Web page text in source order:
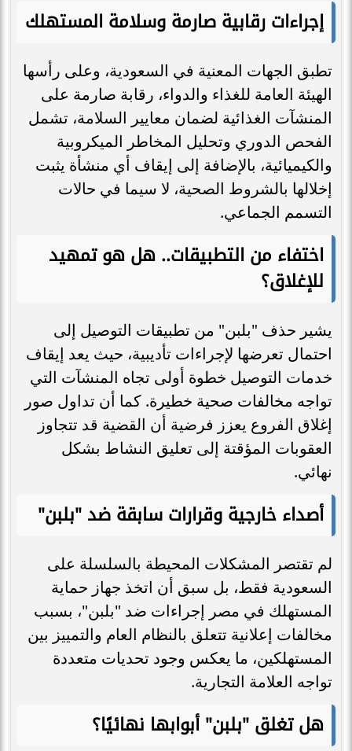
إجراءات رقابية صارمة وسلامة المستهلك
تطبق الجهات المعنية في السعودية، وعلى رأسها
الهيئة العامة للغذاء والدواء، رقابة صارمة على
المنشآت الغذائية لضمان معايير السلامة، تشمل
الفحص الدوري وتحليل المخاطر الميكروبية
والكيميائية، بالإضافة إلى إيقاف أي منشأة يثبت
إخلالها بالشروط الصحية، لا سيما في حالات
التسمم الجماعي.
اختفاء من التطبيقات.. هل هو تمهيد
للإغلاق؟
يشير حذف "بلبن" من تطبيقات التوصيل إلى
احتمال تعرضها لإجراءات تأديبية، حيث يعد إيقاف
خدمات التوصيل خطوة أولى تجاه المنشآت التي
تواجه مخالفات صحية خطيرة. كما أن تداول صور
إغلاق الفروع يعزز فرضية أن القضية قد تتجاوز
العقوبات المؤقتة إلى تعليق النشاط بشكل
نهائي.
أصداء خارجية وقرارات سابقة ضد "بلبن"
لم تقتصر المشكلات المحيطة بالسلسلة على
السعودية فقط، بل سبق أن اتخذ جهاز حماية
المستهلك في مصر إجراءات ضد "بلبن"، بسبب
مخالفات إعلانية تتعلق بالنظام العام والتمييز بين
المستهلكين، ما يعكس وجود تحديات متعددة
تواجه العلامة التجارية.
هل تغلق "بلبن" أبوابها نهائيًا؟